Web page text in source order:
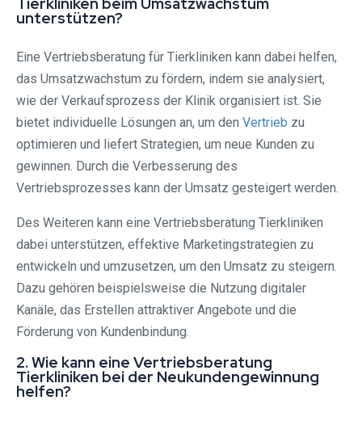
unterstützen?
Eine Vertriebsberatung für Tierkliniken kann dabei helfen,
das Umsatzwachstum zu fördern, indem sie analysiert,
wie der Verkaufsprozess der Klinik organisiert ist. Sie
bietet individuelle Lösungen an, um den Vertrieb zu
optimieren und liefert Strategien, um neue Kunden zu
gewinnen. Durch die Verbesserung des
Vertriebsprozesses kann der Umsatz gesteigert werden.
Des Weiteren kann eine Vertriebsberatung Tierkliniken
dabei unterstützen, effektive Marketingstrategien zu
entwickeln und umzusetzen, um den Umsatz zu steigern.
Dazu gehören beispielsweise die Nutzung digitaler
Kanäle, das Erstellen attraktiver Angebote und die
Förderung von Kundenbindung.
2. Wie kann eine Vertriebsberatung
Tierkliniken bei der Neukundengewinnung
helfen?